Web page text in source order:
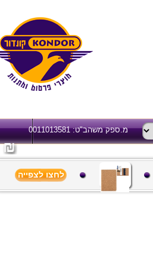
מ.ספק משהב"ט: 0011013581
לחצו לצפייה